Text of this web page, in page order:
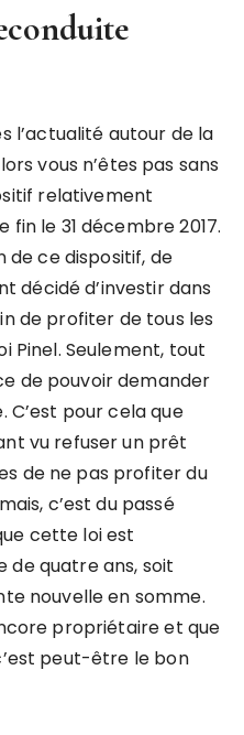
l’actualité autour de la
vous n’êtes pas sans
relativement
le 31 décembre 2017.
de ce dispositif, de
décidé d’investir dans
de profiter de tous les
Pinel. Seulement, tout
de pouvoir demander
C’est pour cela que
vu refuser un prêt
de ne pas profiter du
c’est du passé
cette loi est
de quatre ans, soit
nouvelle en somme.
propriétaire et que
peut-être le bon